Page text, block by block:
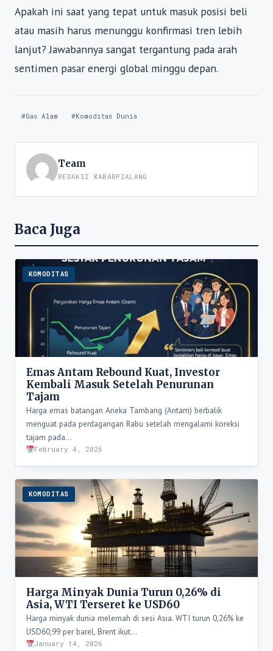
Apakah ini saat yang tepat untuk masuk posisi beli
atau masih harus menunggu konfirmasi tren lebih
lanjut? Jawabannya sangat tergantung pada arah
sentimen pasar energi global minggu depan.
#Gas Alam #Komoditas Dunia
Team
REDAKSI KABARPIALANG
Baca Juga
KOMODITAS
Emas Antam Rebound Kuat, Investor
Kembali Masuk Setelah Penurunan
Tajam
Harga emas batangan Aneka Tambang (Antam) berbalik
menguat pada perdagangan Rabu setelah mengalami koreksi
tajam pada…
February 4, 2026
KOMODITAS
Harga Minyak Dunia Turun 0,26% di
Asia, WTI Terseret ke USD60
Harga minyak dunia melemah di sesi Asia. WTI turun 0,26% ke
USD60,99 per barel, Brent ikut…
January 14, 2026